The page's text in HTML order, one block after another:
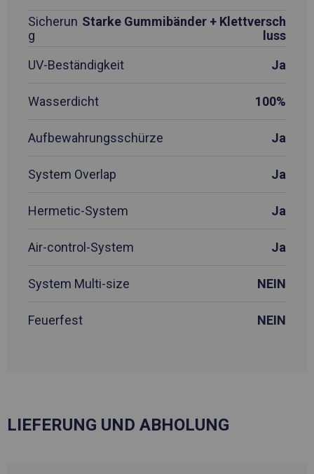
Sicherun
g
Starke Gummibänder + Klettversch
luss
UV-Beständigkeit
Ja
Wasserdicht 100%
Aufbewahrungsschürze Ja
System Overlap Ja
Hermetic-System Ja
Air-control-System Ja
System Multi-size NEIN
Feuerfest NEIN
LIEFERUNG UND ABHOLUNG